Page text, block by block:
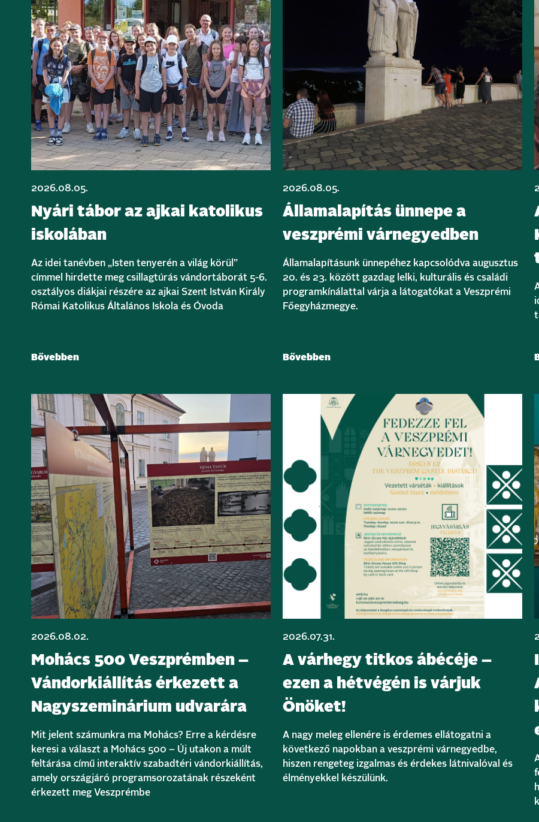
2026.08.05.
Nyári tábor az ajkai katolikus
iskolában
Az idei tanévben „Isten tenyerén a világ körül”
címmel hirdette meg csillagtúrás vándortáborát 5-6.
osztályos diákjai részére az ajkai Szent István Király
Római Katolikus Általános Iskola és Óvoda
Bővebben
2026.08.05.
Államalapítás ünnepe a
veszprémi várnegyedben
Államalapításunk ünnepéhez kapcsolódva augusztus
20. és 23. között gazdag lelki, kulturális és családi
programkínálattal várja a látogatókat a Veszprémi
Főegyházmegye.
Bővebben
2026.08.02.
Mohács 500 Veszprémben –
Vándorkiállítás érkezett a
Nagyszeminárium udvarára
Mit jelent számunkra ma Mohács? Erre a kérdésre
keresi a választ a Mohács 500 – Új utakon a múlt
feltárása című interaktív szabadtéri vándorkiállítás,
amely országjáró programsorozatának részeként
érkezett meg Veszprémbe
2026.07.31.
A várhegy titkos ábécéje –
ezen a hétvégén is várjuk
Önöket!
A nagy meleg ellenére is érdemes ellátogatni a
következő napokban a veszprémi várnegyedbe,
hiszen rengeteg izgalmas és érdekes látnivalóval és
élményekkel készülünk.